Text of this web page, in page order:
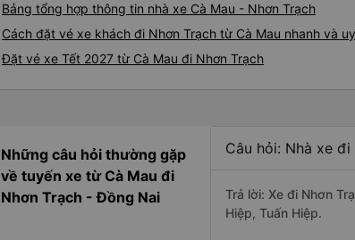
Bảng tổng hợp thông tin nhà xe Cà Mau - Nhơn Trạch
Cách đặt vé xe khách đi Nhơn Trạch từ Cà Mau nhanh và
Đặt vé xe Tết 2027 từ Cà Mau đi Nhơn Trạch
Những câu hỏi thường gặp
về tuyến xe từ Cà Mau đi
Nhơn Trạch - Đồng Nai
Câu hỏi: Nhà xe
Trả lời: Xe đi Nhơn
Hiệp, Tuấn Hiệp.